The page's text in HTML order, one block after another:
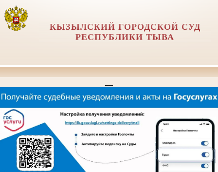
КЫЗЫЛСКИЙ ГОРОДСКОЙ СУД
РЕСПУБЛИКИ ТЫВА